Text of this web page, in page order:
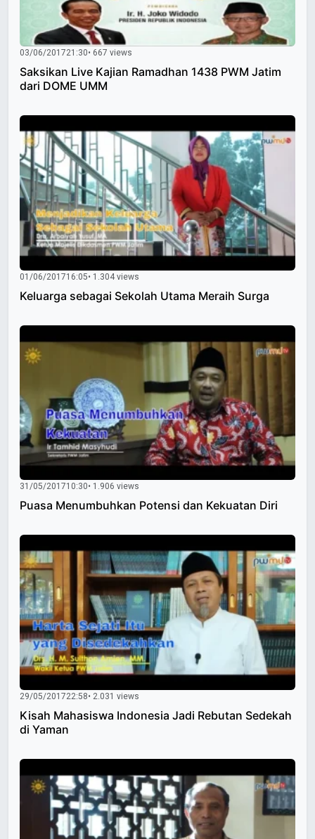
03/06/201721:30• 667 views
Saksikan Live Kajian Ramadhan 1438 PWM Jatim
dari DOME UMM
01/06/201716:05• 1.304 views
Keluarga sebagai Sekolah Utama Meraih Surga
31/05/201710:30• 1.906 views
Puasa Menumbuhkan Potensi dan Kekuatan Diri
29/05/201722:58• 2.031 views
Kisah Mahasiswa Indonesia Jadi Rebutan Sedekah
di Yaman